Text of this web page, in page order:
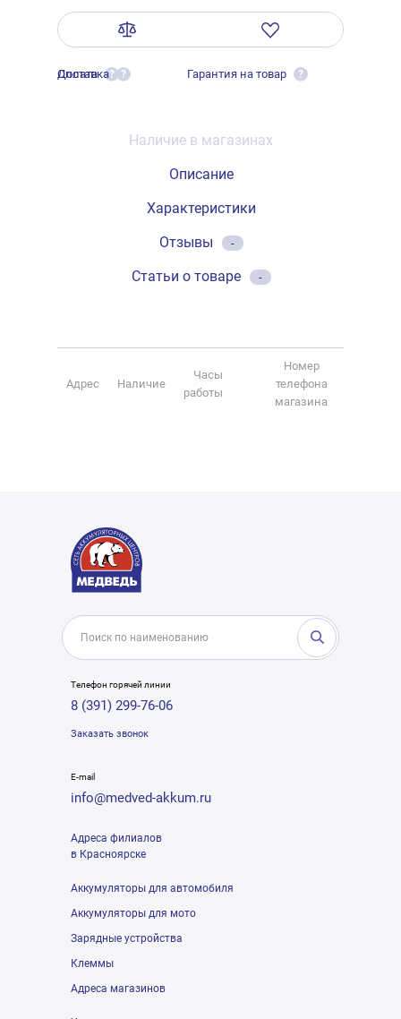
Оплата ?
Доставка ? Гарантия на товар ?
Наличие в магазинах
Описание
Характеристики
Отзывы
-
Статьи о товаре -
Адрес Наличие
Часы
работы
Номер
телефона
магазина
Телефон горячей линии
8 (391) 299-76-06
Заказать звонок
E-mail
info@medved-akkum.ru
Адреса филиалов
в Красноярске
Аккумуляторы для автомобиля
Аккумуляторы для мото
Зарядные устройства
Клеммы
Адреса магазинов